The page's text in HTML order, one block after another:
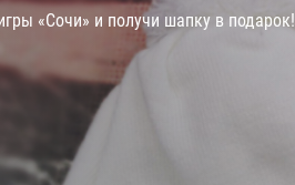
«Сочи» и получи шапку в подарок!